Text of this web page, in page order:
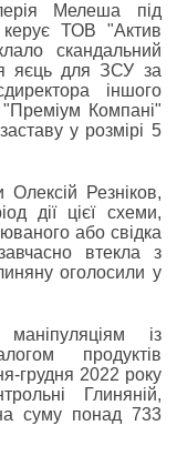
Мелеша під
керує ТОВ "Актив
скандальний
яєць для ЗСУ за
іншого
Компані"
у розмірі 5
Резніков,
дії цієї схеми,
або свідка
втекла з
оголосили у
із
продуктів
грудня 2022 року
Глиняній,
суму понад 733